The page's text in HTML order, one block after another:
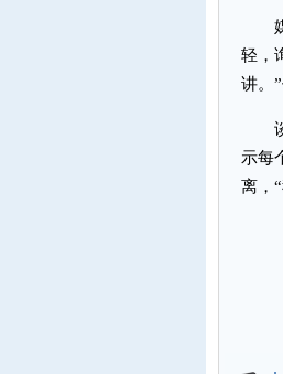
媒
轻，
讲。
谈
示每
离，